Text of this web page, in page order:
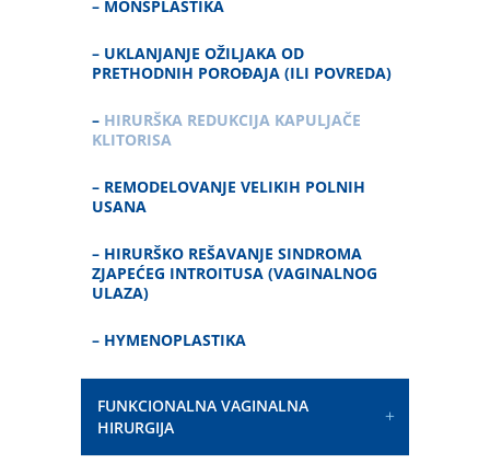
– MONSPLASTIKA
– UKLANJANJE OŽILJAKA OD
PRETHODNIH POROĐAJA (ILI POVREDA)
– HIRURŠKA REDUKCIJA KAPULJAČE
KLITORISA
– REMODELOVANJE VELIKIH POLNIH
USANA
– HIRURŠKO REŠAVANJE SINDROMA
ZJAPEĆEG INTROITUSA (VAGINALNOG
ULAZA)
– HYMENOPLASTIKA
FUNKCIONALNA VAGINALNA
HIRURGIJA